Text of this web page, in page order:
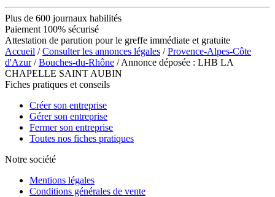
Plus de 600 journaux habilités
Paiement 100% sécurisé
Attestation de parution pour le greffe immédiate et gratuite
Accueil /Consulter les annonces légales /Provence-Alpes-Côte
d'Azur/Bouches-du-Rhône / Annonce déposée : LHB LA
CHAPELLE SAINT AUBIN
Fiches pratiques et conseils
Créer son entreprise
Gérer son entreprise
Fermer son entreprise
Toutes nos fiches pratiques
Notre société
Mentions légales
Conditions générales de vente